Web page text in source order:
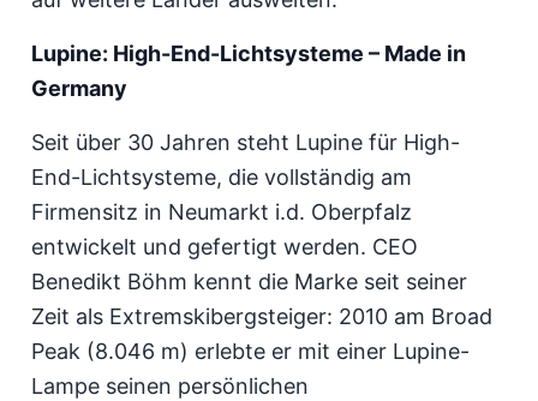
Lupine: High-End-Lichtsysteme – Made in
Germany
Seit über 30 Jahren steht Lupine für High-
End-Lichtsysteme, die vollständig am
Firmensitz in Neumarkt i.d. Oberpfalz
entwickelt und gefertigt werden. CEO
Benedikt Böhm kennt die Marke seit seiner
Zeit als Extremskibergsteiger: 2010 am Broad
Peak (8.046 m) erlebte er mit einer Lupine-
Lampe seinen persönlichen